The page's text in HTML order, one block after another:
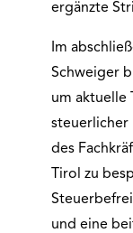
ergänzte
Im
Schweiger
um aktuelle
steuerlicher
des
Tirol zu
und eine